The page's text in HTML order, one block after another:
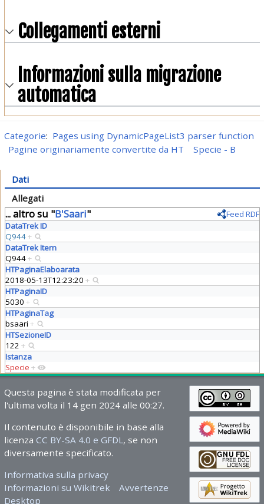
Collegamenti esterni
Informazioni sulla migrazione
automatica
Categorie: Pages using DynamicPageList3 parser function
Pagine originariamente convertite da HT
Specie - B
Dati
Allegati
... altro su "B'Saari"
Feed RDF
DataTrek ID
Q944+
DataTrek Item
Q944+
HTPaginaElaboarata
2018-05-13T12:23:20 +
HTPaginaID
5030 +
HTPaginaTag
bsaari +
HTSezioneID
122 +
Istanza
Specie +
Questa pagina è stata modificata per
l'ultima volta il 14 gen 2024 alle 00:27.
Il contenuto è disponibile in base alla
licenza CC BY-SA 4.0 e GFDL, se non
diversamente specificato.
Informativa sulla privacy
Informazioni su Wikitrek
Avvertenze
Desktop